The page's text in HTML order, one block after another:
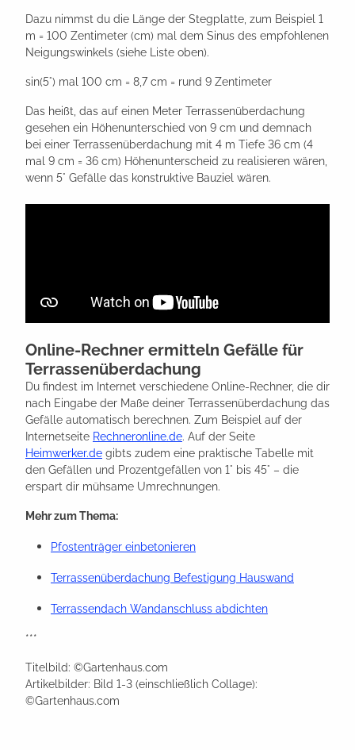
Dazu nimmst du die Länge der Stegplatte, zum Beispiel 1
m = 100 Zentimeter (cm) mal dem Sinus des empfohlenen
Neigungswinkels (siehe Liste oben).
sin(5°) mal 100 cm = 8,7 cm = rund 9 Zentimeter
Das heißt, das auf einen Meter Terrassenüberdachung
gesehen ein Höhenunterschied von 9 cm und demnach
bei einer Terrassenüberdachung mit 4 m Tiefe 36 cm (4
mal 9 cm = 36 cm) Höhenunterscheid zu realisieren wären,
wenn 5° Gefälle das konstruktive Bauziel wären.
Online-Rechner ermitteln Gefälle für
Terrassenüberdachung
Du findest im Internet verschiedene Online-Rechner, die dir
nach Eingabe der Maße deiner Terrassenüberdachung das
Gefälle automatisch berechnen. Zum Beispiel auf der
Internetseite Rechneronline.de. Auf der Seite
Heimwerker.de gibts zudem eine praktische Tabelle mit
den Gefällen und Prozentgefällen von 1° bis 45° – die
erspart dir mühsame Umrechnungen.
Mehr zum Thema:
Pfostenträger einbetonieren
Terrassenüberdachung Befestigung Hauswand
Terrassendach Wandanschluss abdichten
***
Titelbild: ©Gartenhaus.com
Artikelbilder: Bild 1-3 (einschließlich Collage):
©Gartenhaus.com